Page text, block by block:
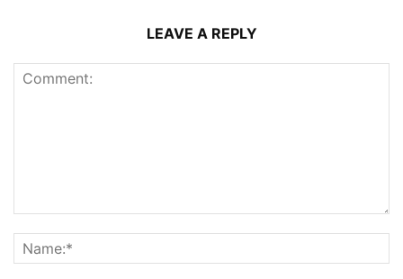
LEAVE A REPLY